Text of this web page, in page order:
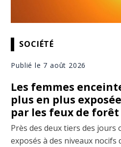
SOCIÉTÉ
Publié le 7 août 2026
Les femmes
plus en plus
par les feux de forêt
Près des deux tiers des
exposés à des niveaux